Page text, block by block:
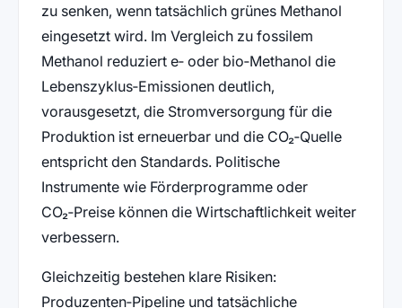
zu senken, wenn tatsächlich grünes Methanol
eingesetzt wird. Im Vergleich zu fossilem
Methanol reduziert e‑ oder bio‑Methanol die
Lebenszyklus‑Emissionen deutlich,
vorausgesetzt, die Stromversorgung für die
Produktion ist erneuerbar und die CO₂‑Quelle
entspricht den Standards. Politische
Instrumente wie Förderprogramme oder
CO₂‑Preise können die Wirtschaftlichkeit weiter
verbessern.
Gleichzeitig bestehen klare Risiken:
Produzenten‑Pipeline und tatsächliche